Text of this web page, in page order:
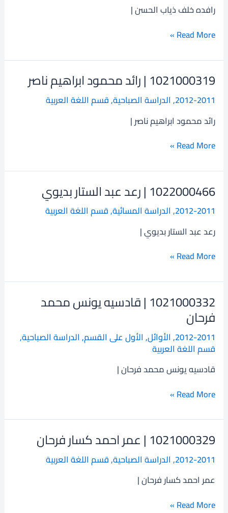
رافده خلف ذياب الحسن |
خلف
ذياب
الحسن
Read More »
1021000319 | رائد محمود ابراهيم ناصر
2012-2011
, الدراسة الصباحية,قسم اللغة العربية
رائد محمود ابراهيم ناصر |
1021000319
رائد
محمود
ابراهيم
ناصر
Read More »
1022000466 | رعد عبد الستار بديوي
2012-2011
, الدراسة المسائية,قسم اللغة العربية
رعد عبد الستار بديوي |
1022000466
رعد
عبد
الستار
بديوي
Read More »
1021000332 | قادسيه يونس محمد
فرحان
2012-2011
, الأوائل, الأول على القسم, الدراسة الصباحية,
قسم اللغة العربية
قادسيه يونس محمد فرحان |
1021000332
|
قادسيه
يونس
محمد
Read More »
1021000329 | عمر احمد كسار فرحان
2012-2011
, الدراسة الصباحية,قسم اللغة العربية
عمر احمد كسار فرحان |
1021000329
عمر
احمد
كسار
فرحان
Read More »